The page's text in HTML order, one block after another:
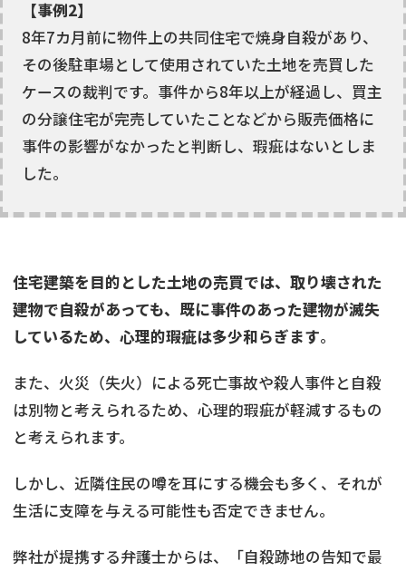
【事例2】
8年7カ月前に物件上の共同住宅で焼身自殺があり、
その後駐車場として使用されていた土地を売買した
ケースの裁判です。事件から8年以上が経過し、買主
の分譲住宅が完売していたことなどから販売価格に
事件の影響がなかったと判断し、瑕疵はないとしま
した。
住宅建築を目的とした土地の売買では、取り壊された
建物で自殺があっても、既に事件のあった建物が滅失
しているため、心理的瑕疵は多少和らぎます。
また、火災（失火）による死亡事故や殺人事件と自殺
は別物と考えられるため、心理的瑕疵が軽減するもの
と考えられます。
しかし、近隣住民の噂を耳にする機会も多く、それが
生活に支障を与える可能性も否定できません。
弊社が提携する弁護士からは、「自殺跡地の告知で最